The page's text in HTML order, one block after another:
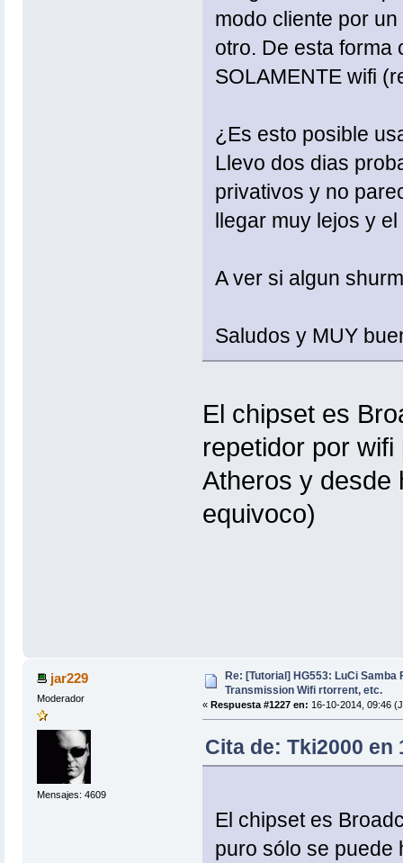
modo cliente por
otro. De esta forma
SOLAMENTE wifi
¿Es esto posible
Llevo dos dias
privativos y no
llegar muy lejos y
A ver si algun
Saludos y MUY
El chipset es
repetidor por
Atheros y desde
equivoco)
jar229
Moderador
Mensajes: 4609
Re: [Tutorial] HG553: LuCi Samba
Transmission Wifi rtorrent, etc.
« Respuesta #1227 en: 16-10-2014, 09:46
Cita de: Tki2000 en
El chipset es
puro sólo se puede